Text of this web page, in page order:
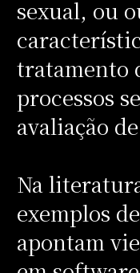
sexual, ou
tratamento
processos
avaliação
Na
exemplos
apontam